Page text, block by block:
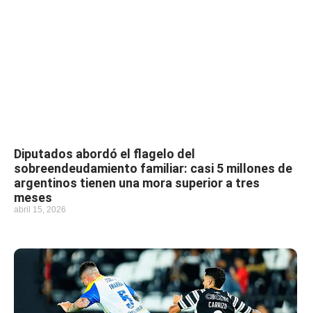
Diputados abordó el flagelo del
sobreendeudamiento familiar: casi 5 millones de
argentinos tienen una mora superior a tres
meses
abril 15, 2026